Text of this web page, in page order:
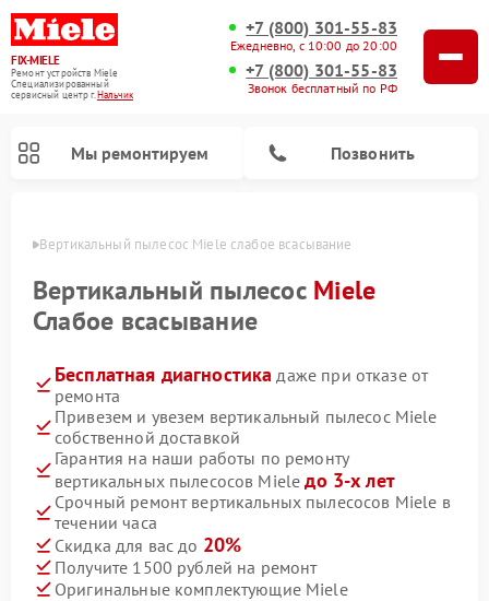
FIX-MIELE
Ремонт устройств Miele
Специализированный
cервисный центр г.Нальчик
+7 (800) 301-55-83
Ежедневно, с 10:00 до 20:00
+7 (800) 301-55-83
Звонок бесплатный по РФ
Мы ремонтируем Позвонить
Вертикальный пылесос Miele слабое всасывание
Вертикальный пылесос Miele
Слабое всасывание
Бесплатная диагностика даже при отказе от
ремонта
Привезем и увезем вертикальный пылесос Miele
собственной доставкой
Гарантия на наши работы по ремонту
вертикальных пылесосов Mieleдо 3-х лет
Срочный ремонт вертикальных пылесосов Miele в
течении часа
Скидка для вас до 20%
Получите 1500 рублей на ремонт
Оригинальные комплектующие Miele